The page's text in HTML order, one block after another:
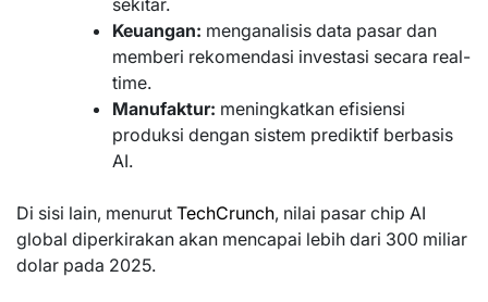
Keuangan: menganalisis data pasar dan
memberi rekomendasi investasi secara real-
time.
Manufaktur: meningkatkan efisiensi
produksi dengan sistem prediktif berbasis
AI.
Di sisi lain, menurut TechCrunch, nilai pasar chip AI
global diperkirakan akan mencapai lebih dari 300 miliar
dolar pada 2025.